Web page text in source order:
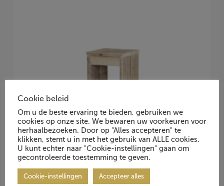
Barkruk H=0.80m, steigerhout
Cookie beleid
Om u de beste ervaring te bieden, gebruiken we
cookies op onze site. We bewaren uw voorkeuren voor
herhaalbezoeken. Door op "Alles accepteren" te
klikken, stemt u in met het gebruik van ALLE cookies.
U kunt echter naar "Cookie-instellingen" gaan om
gecontroleerde toestemming te geven.
Cookie-instellingen Accepteer alles